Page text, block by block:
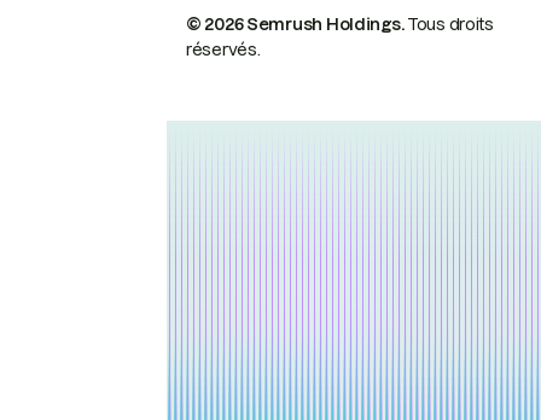
© 2026 Semrush Holdings.Tous droits
réservés.